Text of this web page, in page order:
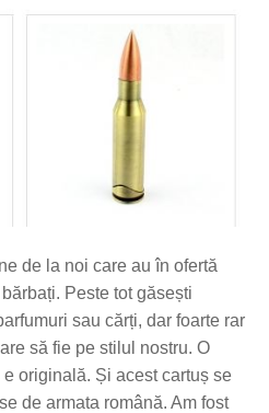
de la noi care au în ofertă
Peste tot găsești
sau cărți, dar foarte rar
să fie pe stilul nostru. O
originală. Și acest cartuș se
de armata română. Am fost